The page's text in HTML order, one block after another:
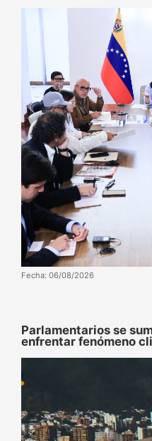
Fecha: 06/08/2026
Parlamentarios se
enfrentar fenómeno